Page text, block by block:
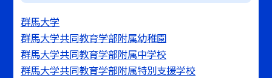
群馬大学
群馬大学共同教育学部附属幼稚園
群馬大学共同教育学部附属中学校
群馬大学共同教育学部附属特別支援学校